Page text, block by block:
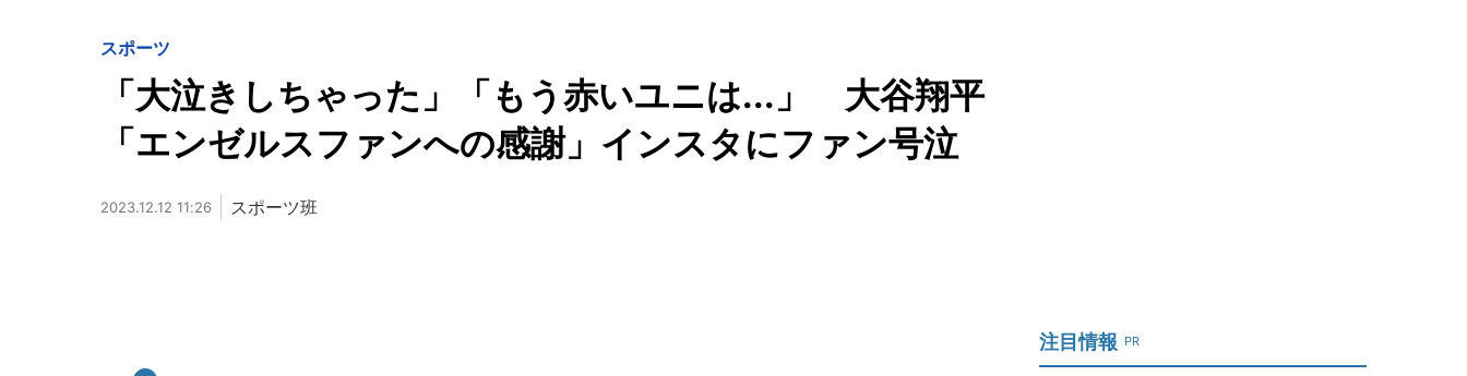
スポーツ
「大泣きしちゃった」「もう赤いユニは...」 大谷翔平
「エンゼルスファンへの感謝」インスタにファン号泣
2023.12.12 11:26 スポーツ班
注目情報 PR